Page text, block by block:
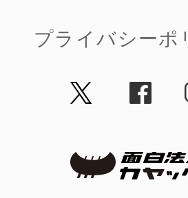
プライバシーポ